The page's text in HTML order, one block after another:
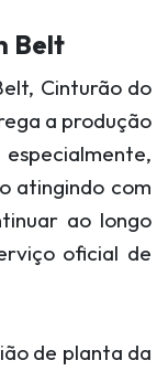
Belt
Cinturão do
a produção
atingindo com
ao longo
oficial de
de planta da